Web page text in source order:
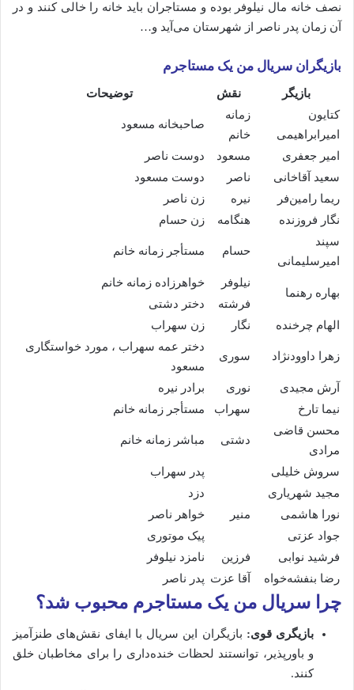
نصف خانه مال نیلوفر بوده و مستاجران باید خانه را خالی کنند و در
آن زمان پدر ناصر از شهرستان می‌آید و…
بازیگران سریال من یک مستاجرم
بازیگر نقش
توضیحات
کتایون
امیرابراهیمی
زمانه
خانم
صاحبخانه مسعود
امیر جعفری مسعود
دوست ناصر
سعید آقاخانی
ناصر
دوست مسعود
ریما رامین‌فر
نیره
زن ناصر
نگار فروزنده
هنگامه
زن حسام
سپند
امیرسلیمانی
حسام مستأجر زمانه خانم
بهاره رهنما
نیلوفر
خواهرزاده زمانه خانم
فرشته
دختر دشتی
الهام چرخنده
نگار زن سهراب
زهرا داوودنژاد سوری
دختر عمه سهراب ، مورد خواستگاری
مسعود
آرش مجیدی
نوری
برادر نیره
نیما تارخ
سهراب
مستأجر زمانه خانم
محسن قاضی
مرادی
دشتی مباشر زمانه خانم
سروش خلیلی
پدر سهراب
مجید شهریاری
دزد
نورا هاشمی
منیر
خواهر ناصر
جواد عزتی
پیک موتوری
فرشید نوابی
فرزین
نامزد نیلوفر
رضا بنفشه‌خواه
آقا عزت پدر ناصر
چرا سریال من یک مستاجرم محبوب شد؟
بازیگری قوی: بازیگران این سریال با ایفای نقش‌های طنزآمیز
و باورپذیر، توانستند لحظات خنده‌داری را برای مخاطبان خلق
کنند.